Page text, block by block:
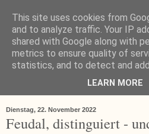
Dienstag, 22. November 2022
Feudal, distinguiert -
This site uses cookies from
and to analyze traffic. Your IP
shared with Google along with
metrics to ensure quality of
statistics, and to detect and
LEARN MORE